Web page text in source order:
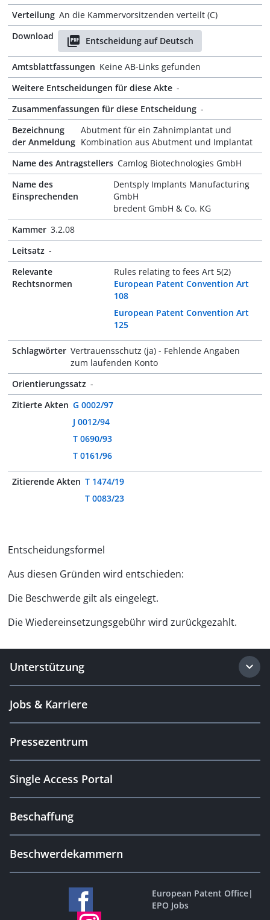
Verteilung An die Kammervorsitzenden verteilt (C)
Download
Entscheidung auf Deutsch
Amtsblattfassungen Keine AB-Links gefunden
Weitere Entscheidungen für diese Akte -
Zusammenfassungen für diese Entscheidung -
Bezeichnung
der Anmeldung
Abutment für ein Zahnimplantat und
Kombination aus Abutment und Implantat
Name des Antragstellers Camlog Biotechnologies GmbH
Name des
Einsprechenden
Dentsply Implants Manufacturing
GmbH
bredent GmbH & Co. KG
Kammer 3.2.08
Leitsatz -
Relevante
Rechtsnormen
Rules relating to fees Art 5(2)
European Patent Convention Art
108
European Patent Convention Art
125
Schlagwörter Vertrauensschutz (ja) - Fehlende Angaben
zum laufenden Konto
Orientierungssatz -
Zitierte Akten G 0002/97
J 0012/94
T 0690/93
T 0161/96
Zitierende Akten T 1474/19
T 0083/23
Entscheidungsformel
Aus diesen Gründen wird entschieden:
Die Beschwerde gilt als eingelegt.
Die Wiedereinsetzungsgebühr wird zurückgezahlt.
Unterstützung
Jobs & Karriere
Pressezentrum
Single Access Portal
Beschaffung
Beschwerdekammern
European Patent Office|
EPO Jobs